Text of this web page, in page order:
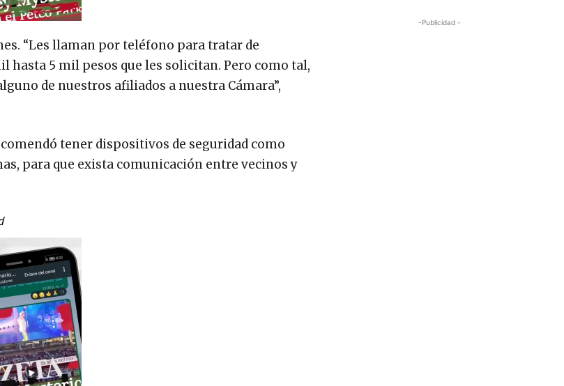
“Les llaman por teléfono para tratar de
hasta 5 mil pesos que les solicitan. Pero como tal,
de nuestros afiliados a nuestra Cámara”,
tener dispositivos de seguridad como
para que exista comunicación entre vecinos y
-Publicidad -